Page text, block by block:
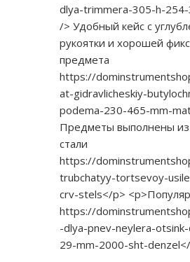
dlya-trimmera-305-h-
/> Удобный кейс с
рукоятки и хорошей
предмета
https://
at-gidravlicheskiy-
podema-230-465-mm-
Предметы выполнены из
стали
https://
trubchatyy-tortsevoy-
crv-stels</p>
https://
-dlya-pnev-neylera-
29-mm-2000-sht-